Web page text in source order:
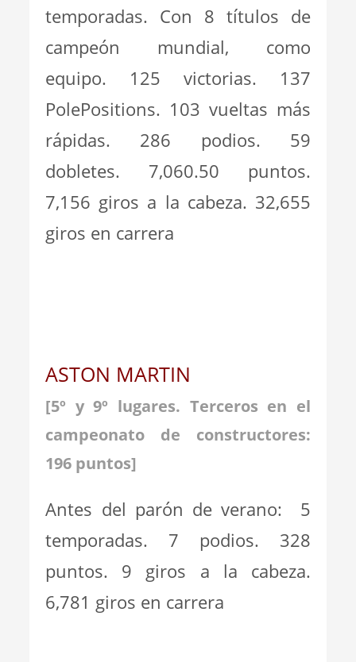
temporadas. Con 8 títulos de
campeón mundial, como
equipo. 125 victorias. 137
PolePositions. 103 vueltas más
rápidas. 286 podios. 59
dobletes. 7,060.50 puntos.
7,156 giros a la cabeza. 32,655
giros en carrera
ASTON MARTIN
[5º y 9º lugares. Terceros en el
campeonato de constructores:
196 puntos]
Antes del parón de verano: 5
temporadas. 7 podios. 328
puntos. 9 giros a la cabeza.
6,781 giros en carrera